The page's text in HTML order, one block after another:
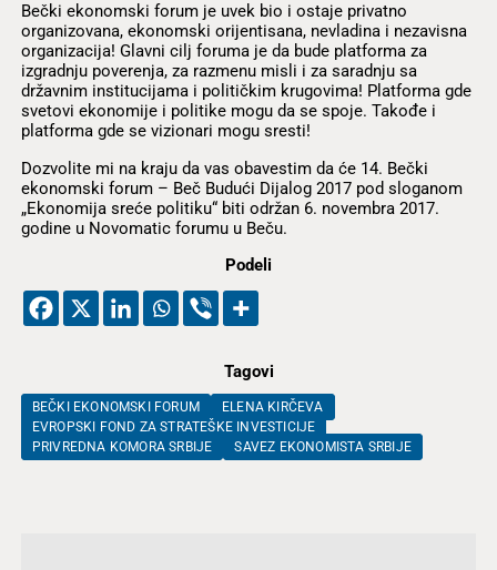
Bečki ekonomski forum je uvek bio i ostaje privatno
organizovana, ekonomski orijentisana, nevladina i nezavisna
organizacija! Glavni cilj foruma je da bude platforma za
izgradnju poverenja, za razmenu misli i za saradnju sa
državnim institucijama i političkim krugovima! Platforma gde
svetovi ekonomije i politike mogu da se spoje. Takođe i
platforma gde se vizionari mogu sresti!
Dozvolite mi na kraju da vas obavestim da će 14. Bečki
ekonomski forum – Beč Budući Dijalog 2017 pod sloganom
„Ekonomija sreće politiku“ biti održan 6. novembra 2017.
godine u Novomatic forumu u Beču.
Podeli
Tagovi
BEČKI EKONOMSKI FORUM
ELENA KIRČEVA
EVROPSKI FOND ZA STRATEŠKE INVESTICIJE
PRIVREDNA KOMORA SRBIJE
SAVEZ EKONOMISTA SRBIJE